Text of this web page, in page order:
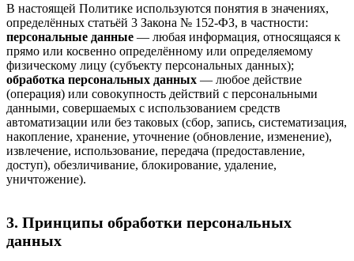
В настоящей Политике используются понятия в значениях,
определённых статьёй 3 Закона № 152-ФЗ, в частности:
персональные данные — любая информация, относящаяся к
прямо или косвенно определённому или определяемому
физическому лицу (субъекту персональных данных);
обработка персональных данных — любое действие
(операция) или совокупность действий с персональными
данными, совершаемых с использованием средств
автоматизации или без таковых (сбор, запись, систематизация,
накопление, хранение, уточнение (обновление, изменение),
извлечение, использование, передача (предоставление,
доступ), обезличивание, блокирование, удаление,
уничтожение).
3. Принципы обработки персональных
данных